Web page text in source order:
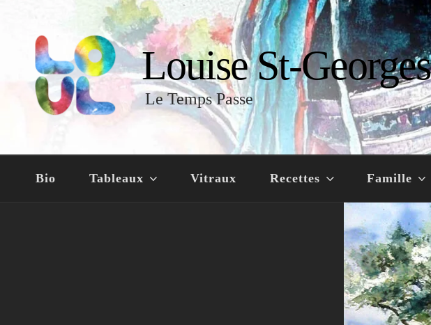
Louise St-Georges
Le Temps Passe
Bio Tableaux Vitraux Recettes Famille